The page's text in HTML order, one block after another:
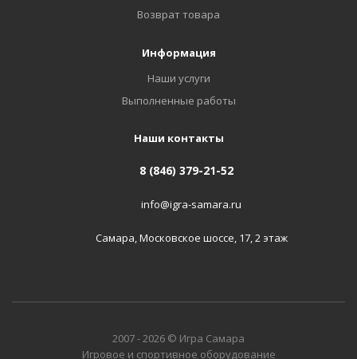
Возврат товара
Информация
Наши услуги
Выполненные работы
Наши контакты
8 (846) 379-21-52
info@igra-samara.ru
Самара, Московское шоссе, 17, 2 этаж
2007 - 2026 © Игра Самара
Игровое и спортивное оборудование